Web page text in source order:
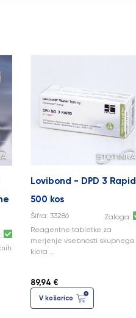
Lovibond - DPD 3 Rapid
500 kos
Šifra: 33286
Zaloga:
Reagentne tabletke za
merjenje vsebnosti skupnega
klora ...
89,94 €
V košarico